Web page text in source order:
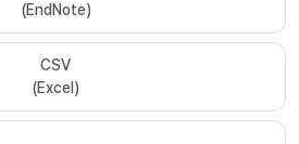
(EndNote)
CSV
(Excel)